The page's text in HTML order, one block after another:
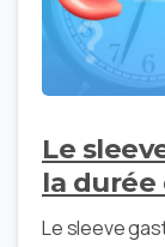
Le
la durée
Le sleeve